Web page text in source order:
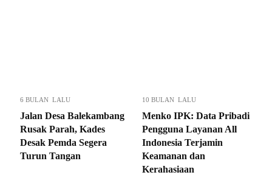
6 BULAN LALU
Jalan Desa Balekambang
Rusak Parah, Kades
Desak Pemda Segera
Turun Tangan
10 BULAN LALU
Menko IPK: Data Pribadi
Pengguna Layanan All
Indonesia Terjamin
Keamanan dan
Kerahasiaan